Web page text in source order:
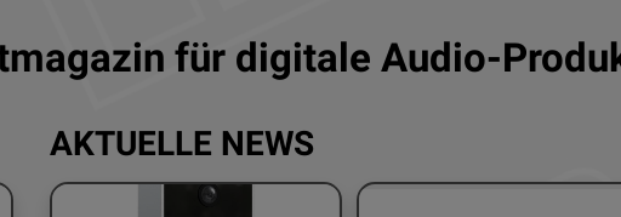
für digitale Audio-
AKTUELLE NEWS